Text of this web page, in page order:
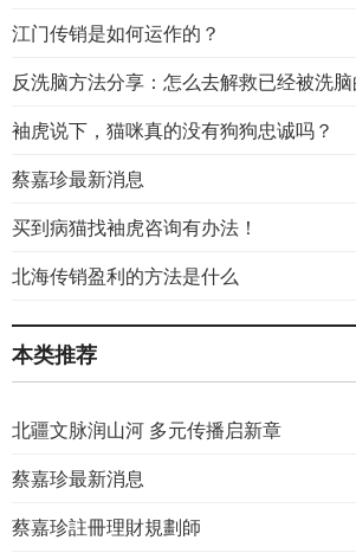
江门传销是如何运作的？
反洗脑方法分享：怎么去解救已经被洗脑
袖虎说下，猫咪真的没有狗狗忠诚吗？
蔡嘉珍最新消息
买到病猫找袖虎咨询有办法！
北海传销盈利的方法是什么
本类推荐
北疆文脉润山河 多元传播启新章
蔡嘉珍最新消息
蔡嘉珍註冊理財規劃師